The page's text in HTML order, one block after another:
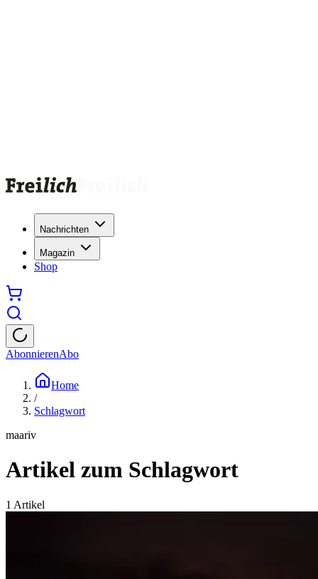
Nachrichten
Magazin
Shop
AbonnierenAbo
Home
/
Schlagwort
maariv
Artikel zum Schlagwort
1 Artikel